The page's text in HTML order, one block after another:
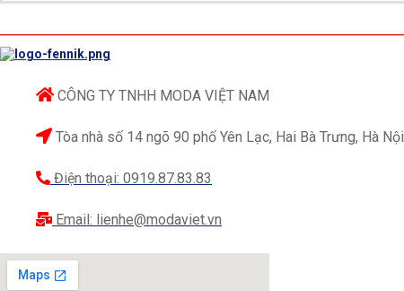
Vải thô
CÔNG TY TNHH MODA VIỆT NAM
Tòa nhà số 14 ngõ 90 phố Yên Lạc, Hai Bà Trưng, Hà Nội
Điện thoại: 0919.87.83.83
Email: lienhe@modaviet.vn